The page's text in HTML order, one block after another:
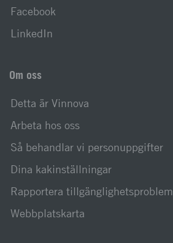
Facebook
LinkedIn
Om oss
Detta är Vinnova
Arbeta hos oss
Så behandlar vi personuppgifter
Dina kakinställningar
Rapportera tillgänglighetsproblem
Webbplatskarta